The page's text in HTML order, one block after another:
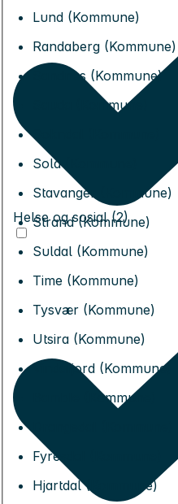
Lund (Kommune)
Randaberg (Kommune)
Sandnes (Kommune)
Sauda (Kommune)
Sokndal (Kommune)
Sola (Kommune)
Stavanger (Kommune)
Strand (Kommune)
Suldal (Kommune)
Time (Kommune)
Tysvær (Kommune)
Utsira (Kommune)
Vindafjord (Kommune)
Bamble (Kommune)
Fyresdal (Kommune)
Hjartdal (Kommune)
Helse og sosial (2)